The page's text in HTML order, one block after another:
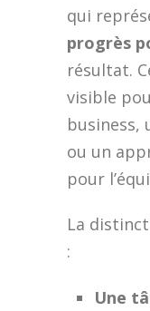
qui
progrès
résultat.
visible
business,
ou un
pour
La
:
Une